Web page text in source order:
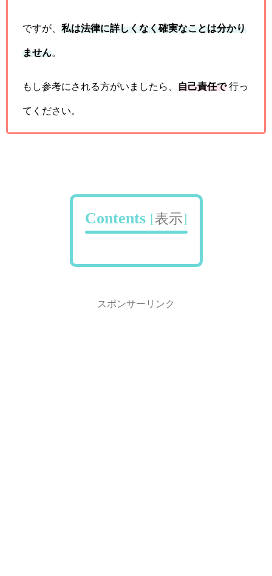
ですが、 私は法律に詳しくなく確実なことは分かり
ません
もし参考にされる方がいましたら、 自己責任で行っ
てください。
Contents [表示]
スポンサーリンク